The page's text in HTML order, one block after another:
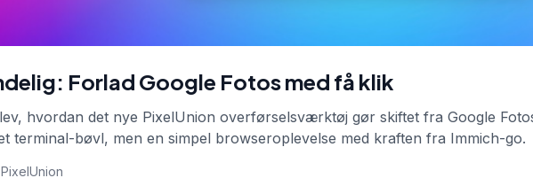
Forlad Google Fotos med få klik
hvordan det nye PixelUnion overførselsværktøj gør skiftet fra Google
terminal-bøvl, men en simpel browseroplevelse med kraften fra Immich-go.
PixelUnion